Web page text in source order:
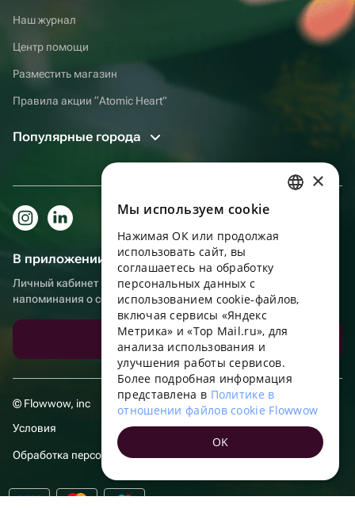
Наш журнал
Центр помощи
Разместить магазин
Правила акции “Atomic Heart”
Популярные города
В приложении еще удобнее!
Личный кабинет получателя, больше бонусов за покупки и
напоминания о событиях
Скачать приложение
© Flowwow, inc
Условия
Обработка персональных данных
ENGLISH
UKRAINIAN
PORTUGUESE
FRENCH
TURKISH
POLISH
×
Мы используем сookie
Нажимая ОК или продолжая
использовать сайт, вы
соглашаетесь на обработку
персональных данных с
использованием cookie-файлов,
включая сервисы «Яндекс
Метрика» и «Top Mail.ru», для
анализа использования и
улучшения работы сервисов.
Более подробная информация
представлена в Политике в
отношении файлов cookie Flowwow
OK